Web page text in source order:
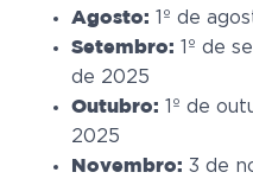
Agosto: 1º de
Setembro: 1º de
de 2025
Outubro: 1º de
2025
Novembro: 3 de